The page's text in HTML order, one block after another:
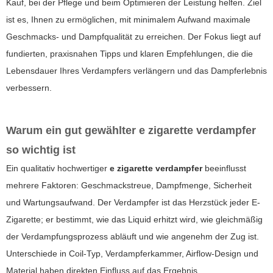
Kauf, bei der Pflege und beim Optimieren der Leistung helfen. Ziel
ist es, Ihnen zu ermöglichen, mit minimalem Aufwand maximale
Geschmacks- und Dampfqualität zu erreichen. Der Fokus liegt auf
fundierten, praxisnahen Tipps und klaren Empfehlungen, die die
Lebensdauer Ihres Verdampfers verlängern und das Dampferlebnis
verbessern.
Warum ein gut gewählter e zigarette verdampfer
so wichtig ist
Ein qualitativ hochwertiger e zigarette verdampferbeeinflusst
mehrere Faktoren: Geschmackstreue, Dampfmenge, Sicherheit
und Wartungsaufwand. Der Verdampfer ist das Herzstück jeder E-
Zigarette; er bestimmt, wie das Liquid erhitzt wird, wie gleichmäßig
der Verdampfungsprozess abläuft und wie angenehm der Zug ist.
Unterschiede in Coil-Typ, Verdampferkammer, Airflow-Design und
Material haben direkten Einfluss auf das Ergebnis.